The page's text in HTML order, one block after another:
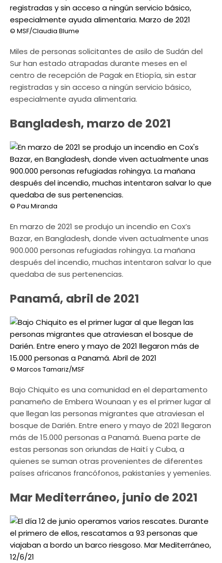
© MSF/Claudia Blume
Miles de personas solicitantes de asilo de Sudán del
Sur han estado atrapadas durante meses en el
centro de recepción de Pagak en Etiopía, sin estar
registradas y sin acceso a ningún servicio básico,
especialmente ayuda alimentaria.
Bangladesh, marzo de 2021
© Pau Miranda
En marzo de 2021 se produjo un incendio en Cox’s
Bazar, en Bangladesh, donde viven actualmente unas
900.000 personas refugiadas rohingya. La mañana
después del incendio, muchas intentaron salvar lo que
quedaba de sus pertenencias.
Panamá, abril de 2021
© Marcos Tamariz/MSF
Bajo Chiquito es una comunidad en el departamento
panameño de Embera Wounaan y es el primer lugar al
que llegan las personas migrantes que atraviesan el
bosque de Darién. Entre enero y mayo de 2021 llegaron
más de 15.000 personas a Panamá. Buena parte de
estas personas son oriundas de Haití y Cuba, a
quienes se suman otras provenientes de diferentes
países africanos francófonos, pakistaníes y yemeníes.
Mar Mediterráneo, junio de 2021